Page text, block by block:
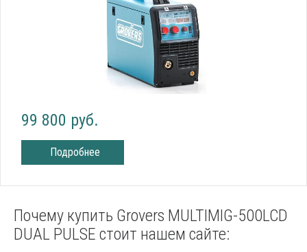
99 800 руб.
Подробнее
Почему купить Grovers MULTIMIG-500LCD
DUAL PULSE стоит нашем сайте: